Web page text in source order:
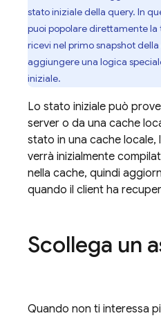
stato iniziale della query. In
puoi popolare direttamente la
ricevi nel primo snapshot
aggiungere una logica
iniziale.
Lo stato iniziale può
server o da una cache
stato in una cache
verrà inizialmente
nella cache, quindi
quando il client ha
Scollega un
Quando non ti interessa